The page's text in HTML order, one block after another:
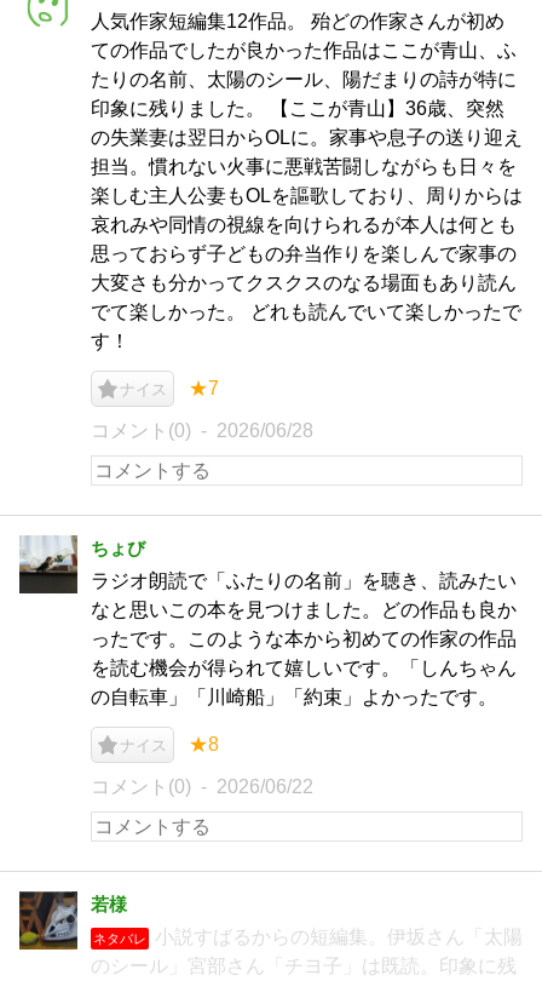
人気作家短編集12作品。 殆どの作家さんが初め
ての作品でしたが良かった作品はここが青山、ふ
たりの名前、太陽のシール、陽だまりの詩が特に
印象に残りました。 【ここが青山】36歳、突然
の失業妻は翌日からOLに。家事や息子の送り迎え
担当。慣れない火事に悪戦苦闘しながらも日々を
楽しむ主人公妻もOLを謳歌しており、周りからは
哀れみや同情の視線を向けられるが本人は何とも
思っておらず子どもの弁当作りを楽しんで家事の
大変さも分かってクスクスのなる場面もあり読ん
でて楽しかった。 どれも読んでいて楽しかったで
す！
ナイス ★7
コメント(0) 2026/06/28
ちょび
ラジオ朗読で「ふたりの名前」を聴き、読みたい
なと思いこの本を見つけました。どの作品も良か
ったです。このような本から初めての作家の作品
を読む機会が得られて嬉しいです。「しんちゃん
の自転車」「川崎船」「約束」よかったです。
ナイス ★8
コメント(0) 2026/06/22
若様
ネタバレ
小説すばるからの短編集。伊坂さん「太陽
のシール」宮部さん「チヨ子」は既読。印象に残